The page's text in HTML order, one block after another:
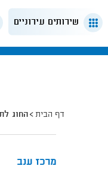
שירותים עירוניים
דף הבית החוג
מרכז ענב